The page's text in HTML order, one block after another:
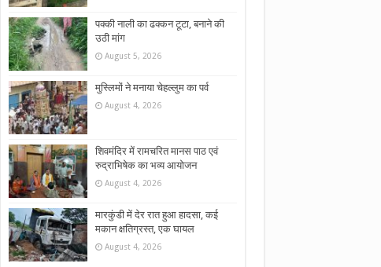
पक्की नाली का ढक्कन टूटा, बनाने की
उठी मांग
August 5, 2026
मुस्लिमों ने मनाया चेहल्लुम का पर्व
August 4, 2026
शिवमंदिर में रामचरित मानस पाठ एवं
रुद्राभिषेक का भव्य आयोजन
August 4, 2026
मारकुंडी में देर रात हुआ हादसा, कई
मकान क्षतिग्रस्त, एक घायल
August 4, 2026